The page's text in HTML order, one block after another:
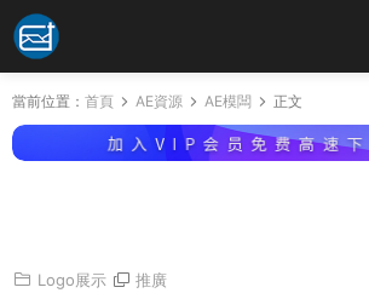
當前位置： 首頁 AE資源 AE模闆 正文
Logo展示 推廣